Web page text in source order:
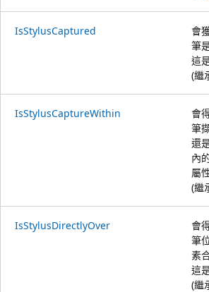
IsStylusCaptured
會
筆
這
(繼
IsStylusCaptureWithin
會
筆
還
內
屬
(繼
IsStylusDirectlyOver
會
筆
素
這
(繼